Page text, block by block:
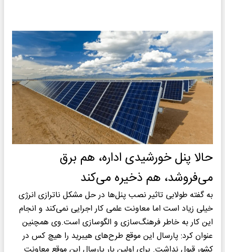
حالا پنل خورشیدی اداره، هم برق
می‌فروشد، هم ذخیره می‌کند
به گفته طولابی تاثیر نصب پنل‌ها در حل مشکل ناترازی انرژی
خیلی زیاد است اما معاونت علمی کار اجرایی نمی‌کند و انجام
این کار به خاطر فرهنگ‌‎سازی و الگوسازی است.وی همچنین
عنوان کرد: پارسال این موقع طرح‌های هیبرید را هیچ کس در